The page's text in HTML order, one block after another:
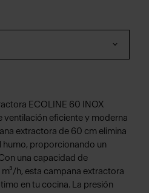
ECOLINE 60 INOX
ventilación eficiente y moderna
extractora de 60 cm elimina
humo, proporcionando un
una capacidad de
h, esta campana extractora
en tu cocina. La presión